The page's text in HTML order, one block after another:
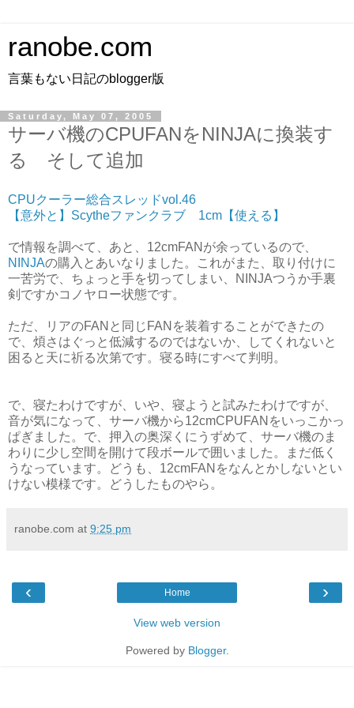
ranobe.com
言葉もない日記のblogger版
Saturday, May 07, 2005
サーバ機のCPUFANをNINJAに換装す
る そして追加
CPUクーラー総合スレッドvol.46
【意外と】Scytheファンクラブ 1cm【使える】
で情報を調べて、あと、12cmFANが余っているので、
NINJAの購入とあいなりました。これがまた、取り付けに
一苦労で、ちょっと手を切ってしまい、NINJAつうか手裏
剣ですかコノヤロー状態です。
ただ、リアのFANと同じFANを装着することができたの
で、煩さはぐっと低減するのではないか、してくれないと
困ると天に祈る次第です。寝る時にすべて判明。
で、寝たわけですが、いや、寝ようと試みたわけですが、
音が気になって、サーバ機から12cmCPUFANをいっこかっ
ぱぎました。で、押入の奥深くにうずめて、サーバ機のま
わりに少し空間を開けて段ボールで囲いました。まだ低く
うなっています。どうも、12cmFANをなんとかしないとい
けない模様です。どうしたものやら。
ranobe.com at 9:25 pm
‹ ›
Home
View web version
Powered by Blogger.